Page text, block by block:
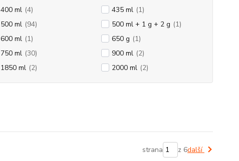
400 ml (4) 435 ml (1)
500 ml (94) 500 ml + 1 g + 2 g (1)
600 ml (1) 650 g (1)
750 ml (30) 900 ml (2)
1850 ml (2) 2000 ml (2)
strana z 6další